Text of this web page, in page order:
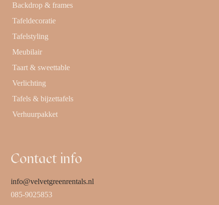
Backdrop & frames
Tafeldecoratie
Tafelstyling
Meubilair
Taart & sweettable
Verlichting
Tafels & bijzettafels
Verhuurpakket
Contact info
info@velvetgreenrentals.nl
085-9025853